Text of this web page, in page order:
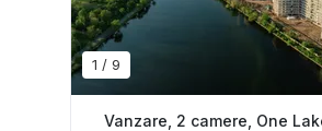
1 / 9
Vanzare, 2 camere, One